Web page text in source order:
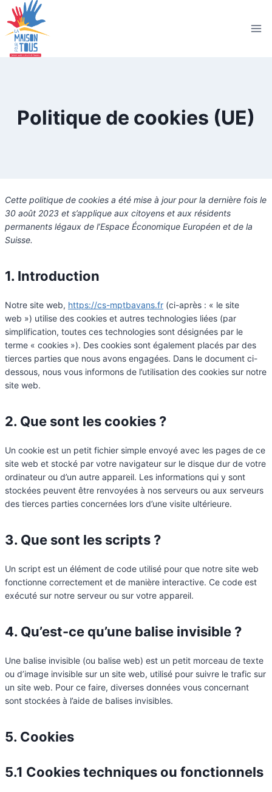
Politique de cookies (UE)
Cette politique de cookies a été mise à jour pour la dernière fois le
30 août 2023 et s’applique aux citoyens et aux résidents
permanents légaux de l’Espace Économique Européen et de la
Suisse.
1. Introduction
Notre site web, https://cs-mptbavans.fr (ci-après : « le site
web ») utilise des cookies et autres technologies liées (par
simplification, toutes ces technologies sont désignées par le
terme « cookies »). Des cookies sont également placés par des
tierces parties que nous avons engagées. Dans le document ci-
dessous, nous vous informons de l’utilisation des cookies sur notre
site web.
2. Que sont les cookies ?
Un cookie est un petit fichier simple envoyé avec les pages de ce
site web et stocké par votre navigateur sur le disque dur de votre
ordinateur ou d’un autre appareil. Les informations qui y sont
stockées peuvent être renvoyées à nos serveurs ou aux serveurs
des tierces parties concernées lors d’une visite ultérieure.
3. Que sont les scripts ?
Un script est un élément de code utilisé pour que notre site web
fonctionne correctement et de manière interactive. Ce code est
exécuté sur notre serveur ou sur votre appareil.
4. Qu’est-ce qu’une balise invisible ?
Une balise invisible (ou balise web) est un petit morceau de texte
ou d’image invisible sur un site web, utilisé pour suivre le trafic sur
un site web. Pour ce faire, diverses données vous concernant
sont stockées à l’aide de balises invisibles.
5. Cookies
5.1 Cookies techniques ou fonctionnels